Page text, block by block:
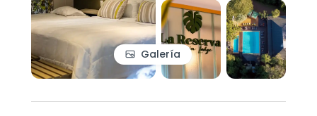
Galería